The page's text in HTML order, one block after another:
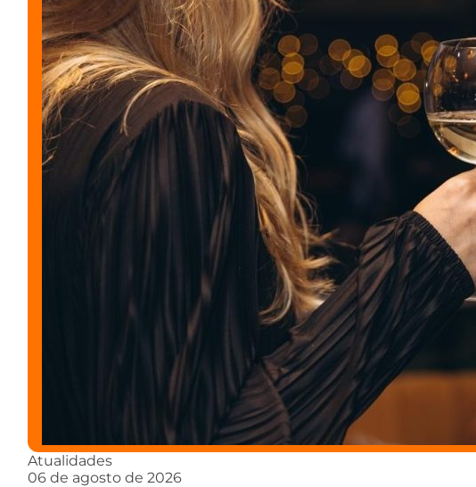
Atualidades
06 de agosto de 2026